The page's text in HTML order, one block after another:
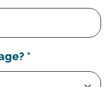
*